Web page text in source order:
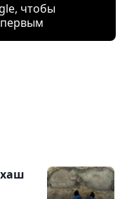
чтобы